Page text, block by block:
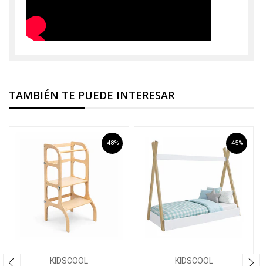
TAMBIÉN TE PUEDE INTERESAR
-48%
KIDSCOOL
-45%
KIDSCOOL